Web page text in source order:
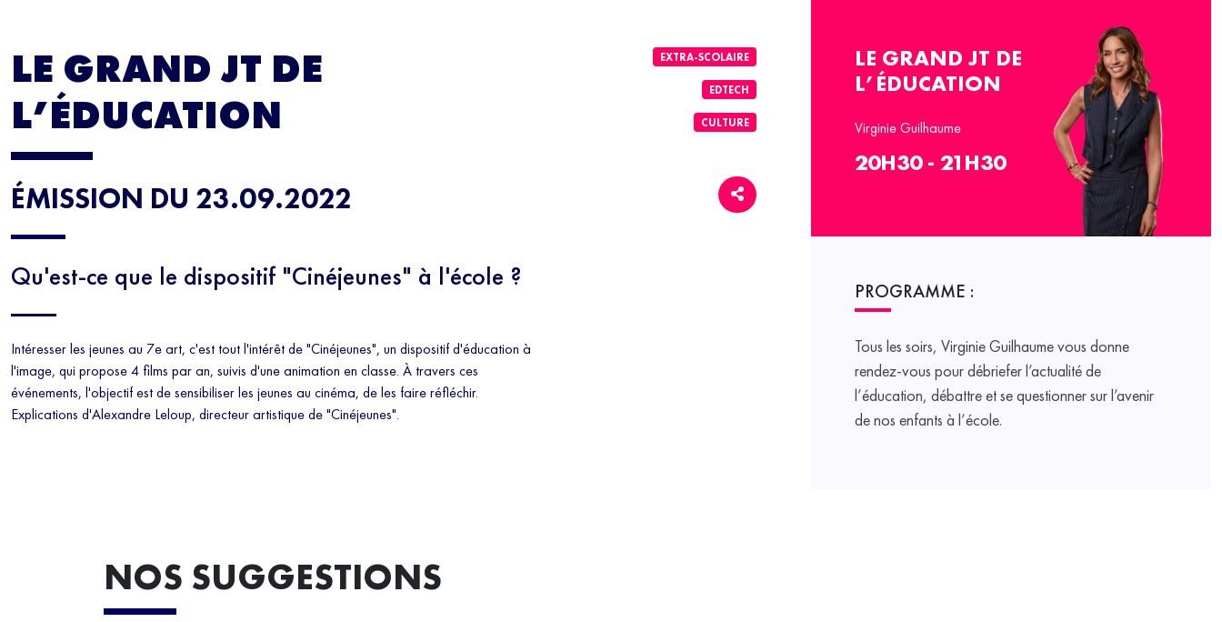
LE GRAND JT DE
L’ÉDUCATION
ÉMISSION DU 23.09.2022
Qu'est-ce que le dispositif "Cinéjeunes" à l'école ?
Intéresser les jeunes au 7e art, c'est tout l'intérêt de "Cinéjeunes", un dispositif d'éducation à
l'image, qui propose 4 films par an, suivis d'une animation en classe. À travers ces
événements, l'objectif est de sensibiliser les jeunes au cinéma, de les faire réfléchir.
Explications d'Alexandre Leloup, directeur artistique de "Cinéjeunes".
EXTRA-SCOLAIRE
EDTECH
CULTURE
LE GRAND JT DE
L’ÉDUCATION
Virginie Guilhaume
20H30 - 21H30
PROGRAMME :
Tous les soirs, Virginie Guilhaume vous donne
rendez-vous pour débriefer l’actualité de
l’éducation, débattre et se questionner sur l’avenir
de nos enfants à l’école.
NOS SUGGESTIONS